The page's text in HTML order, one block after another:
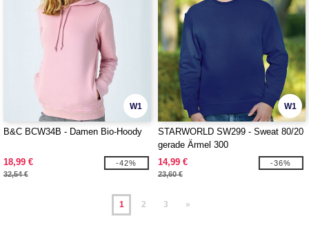
W1
B&C BCW34B - Damen Bio-Hoody
18,99 €
32,54 €
-42%
W1
STARWORLD SW299 - Sweat 80/20
gerade Ärmel 300
14,99 €
23,60 €
-36%
1 2 3 »